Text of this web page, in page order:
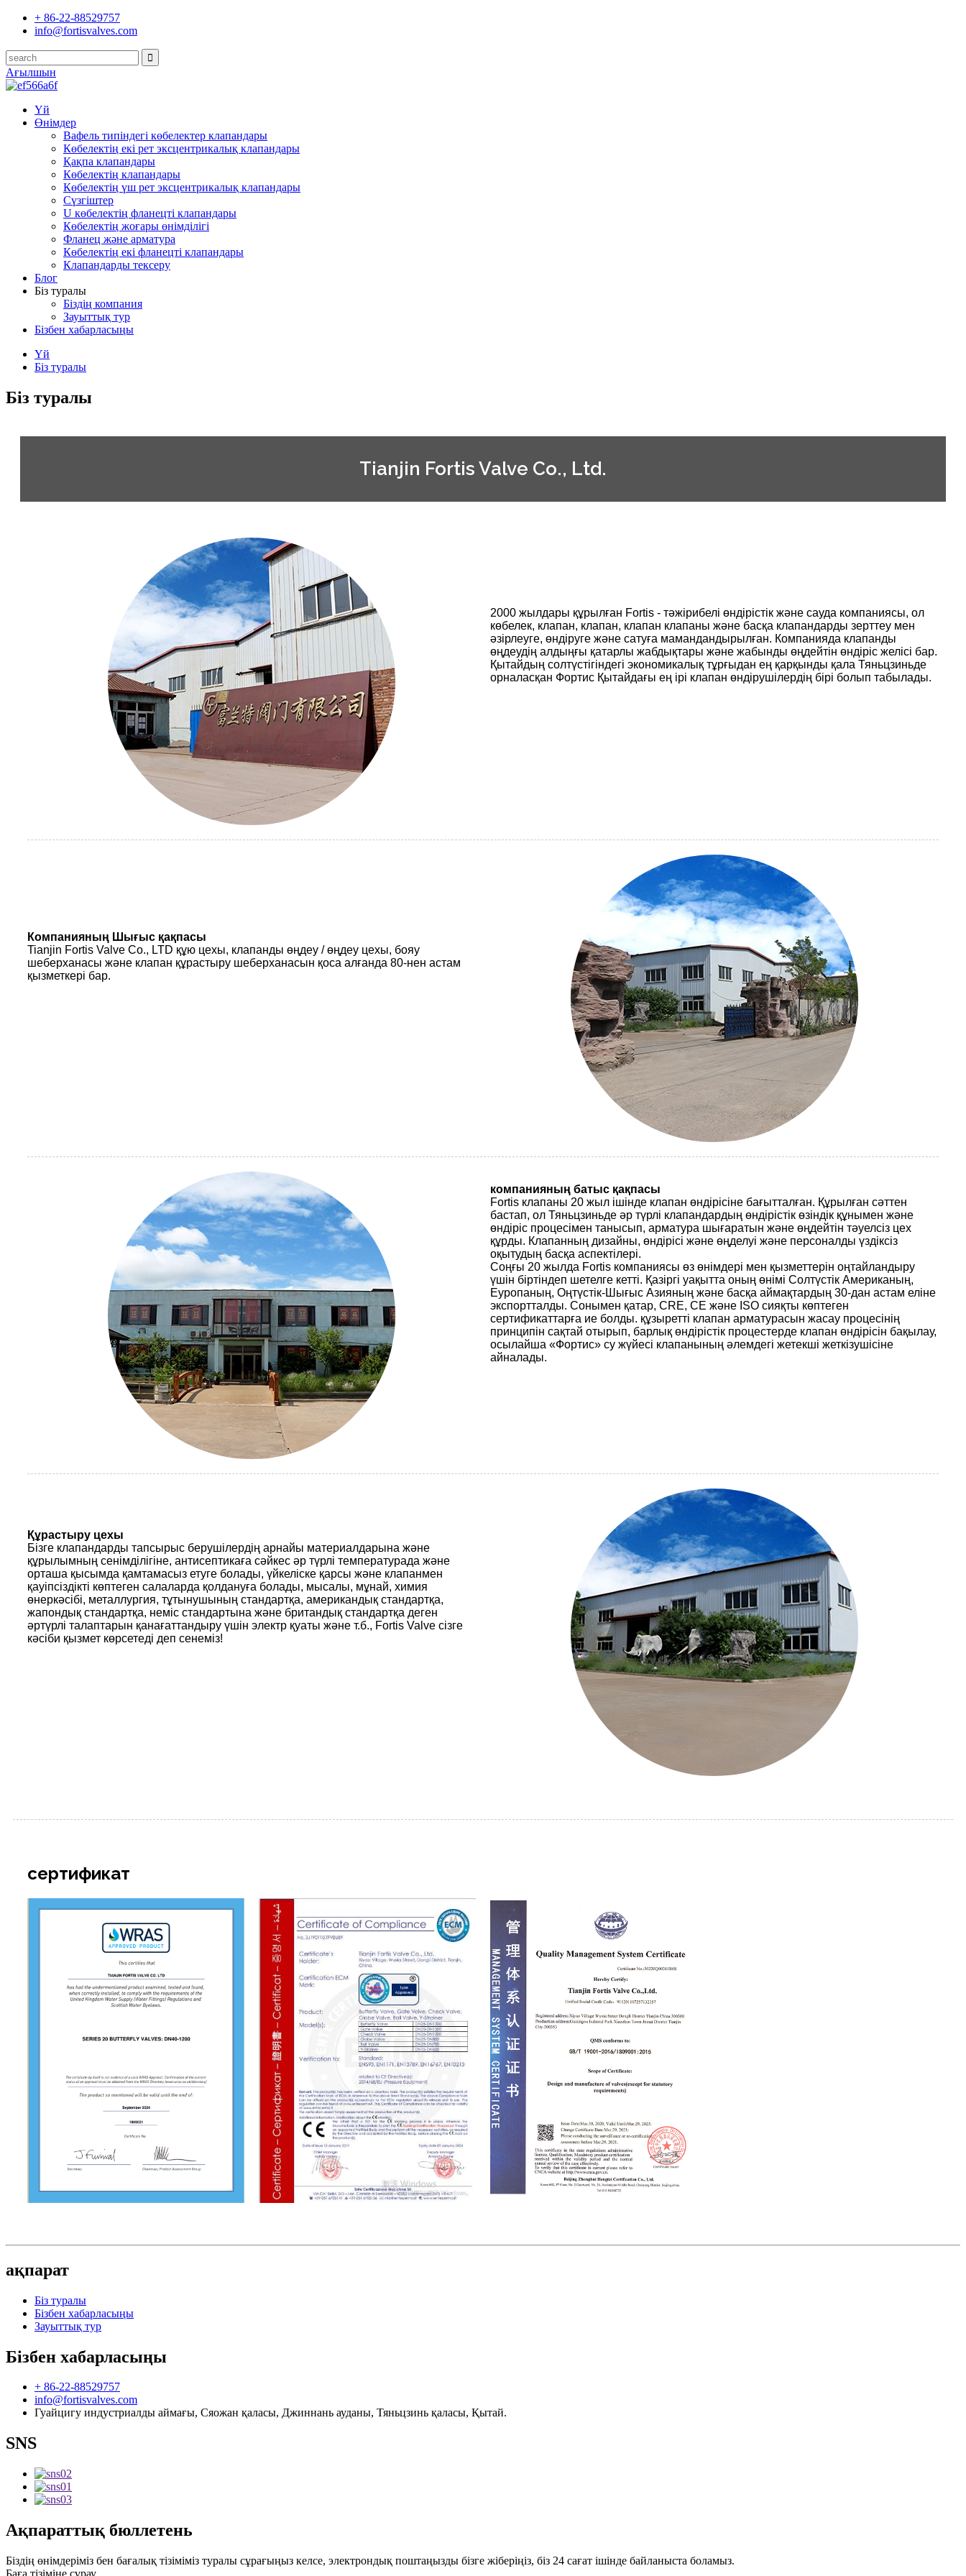
+ 86-22-88529757
info@fortisvalves.com
Ағылшын
Үй
Өнімдер
Вафель типіндегі көбелектер клапандары
Көбелектің екі рет эксцентрикалық клапандары
Қақпа клапандары
Көбелектің клапандары
Көбелектің үш рет эксцентрикалық клапандары
Сүзгіштер
U көбелектің фланецті клапандары
Көбелектің жоғары өнімділігі
Фланец және арматура
Көбелектің екі фланецті клапандары
Клапандарды тексеру
Блог
Біз туралы
Біздің компания
Зауыттық тур
Бізбен хабарласыңы
Үй
Біз туралы
Біз туралы
Tianjin Fortis Valve Co., Ltd.
2000 жылдары құрылған Fortis - тәжірибелі өндірістік және сауда компаниясы, ол
көбелек, клапан, клапан, клапан клапаны және басқа клапандарды зерттеу мен
әзірлеуге, өндіруге және сатуға мамандандырылған. Компанияда клапанды
өңдеудің алдыңғы қатарлы жабдықтары және жабынды өңдейтін өндіріс желісі бар.
Қытайдың солтүстігіндегі экономикалық тұрғыдан ең қарқынды қала Тяньцзиньде
орналасқан Фортис Қытайдағы ең ірі клапан өндірушілердің бірі болып табылады.
Компанияның Шығыс қақпасы
Tianjin Fortis Valve Co., LTD құю цехы, клапанды өңдеу / өңдеу цехы, бояу
шеберханасы және клапан құрастыру шеберханасын қоса алғанда 80-нен астам
қызметкері бар.
компанияның батыс қақпасы
Fortis клапаны 20 жыл ішінде клапан өндірісіне бағытталған. Құрылған сәттен
бастап, ол Тяньцзиньде әр түрлі клапандардың өндірістік өзіндік құнымен және
өндіріс процесімен танысып, арматура шығаратын және өңдейтін тәуелсіз цех
құрды. Клапанның дизайны, өндірісі және өңделуі және персоналды үздіксіз
оқытудың басқа аспектілері.
Соңғы 20 жылда Fortis компаниясы өз өнімдері мен қызметтерін оңтайландыру
үшін біртіндеп шетелге кетті. Қазіргі уақытта оның өнімі Солтүстік Американың,
Еуропаның, Оңтүстік-Шығыс Азияның және басқа аймақтардың 30-дан астам еліне
экспортталды. Сонымен қатар, CRE, CE және ISO сияқты көптеген
сертификаттарға ие болды. құзыретті клапан арматурасын жасау процесінің
принципін сақтай отырып, барлық өндірістік процестерде клапан өндірісін бақылау,
осылайша «Фортис» су жүйесі клапанының әлемдегі жетекші жеткізушісіне
айналады.
Құрастыру цехы
Бізге клапандарды тапсырыс берушілердің арнайы материалдарына және
құрылымның сенімділігіне, антисептикаға сәйкес әр түрлі температурада және
орташа қысымда қамтамасыз етуге болады, үйкеліске қарсы және клапанмен
қауіпсіздікті көптеген салаларда қолдануға болады, мысалы, мұнай, химия
өнеркәсібі, металлургия, тұтынушының стандартқа, американдық стандартқа,
жапондық стандартқа, неміс стандартына және британдық стандартқа деген
әртүрлі талаптарын қанағаттандыру үшін электр қуаты және т.б., Fortis Valve сізге
кәсіби қызмет көрсетеді деп сенеміз!
сертификат
ақпарат
Біз туралы
Бізбен хабарласыңы
Зауыттық тур
Бізбен хабарласыңы
+ 86-22-88529757
info@fortisvalves.com
Гуайцигу индустриалды аймағы, Сяожан қаласы, Джиннань ауданы, Тяньцзинь қаласы, Қытай.
SNS
Ақпараттық бюллетень
Біздің өнімдеріміз бен бағалық тізіміміз туралы сұрағыңыз келсе, электрондық поштаңызды бізге жіберіңіз, біз 24 сағат ішінде байланыста боламыз.